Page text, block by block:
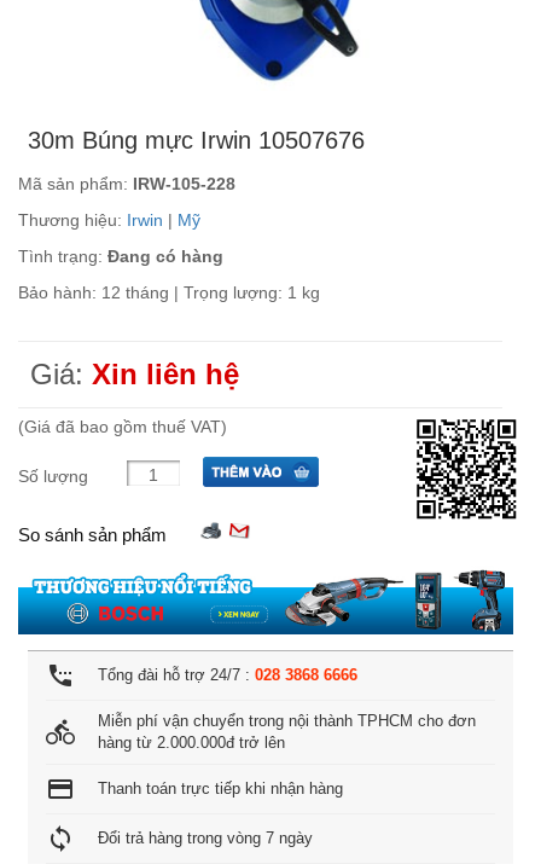
30m Búng mực Irwin 10507676
Mã sản phẩm: IRW-105-228
Thương hiệu: Irwin | Mỹ
Tình trạng: Đang có hàng
Bảo hành: 12 tháng | Trọng lượng: 1 kg
Giá: Xin liên hệ
(Giá đã bao gồm thuế VAT)
Số lượng
So sánh sản phẩm
settings_phone Tổng đài hỗ trợ 24/7 : 028 3868 6666
directions_bike
Miễn phí vận chuyển trong nội thành TPHCM cho đơn
hàng từ 2.000.000đ trở lên
credit_card Thanh toán trực tiếp khi nhận hàng
loop Đổi trả hàng trong vòng 7 ngày